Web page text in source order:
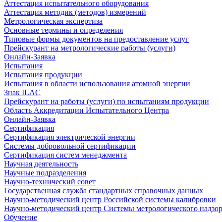
Аттестация испытательного оборудования
Аттестация методик (методов) измерений
Метрологическая экспертиза
Основные термины и определения
Типовые формы документов на предоставление услуг
Прейскурант на метрологические работы (услуги)
Онлайн-Заявка
Испытания
Испытания продукции
Испытания в области использования атомной энергии
Знак ILAC
Прейскурант на работы (услуги) по испытаниям продукции
Область Аккредитации Испытательного Центра
Онлайн-Заявка
Сертификация
Сертификация электрической энергии
Системы добровольной сертификации
Сертификация систем менеджмента
Научная деятельность
Научные подразделения
Научно-технический совет
Государственная служба стандартных справочных данных
Научно-методический центр Российской системы калибровки
Научно-методический центр Системы метрологического
Обучение